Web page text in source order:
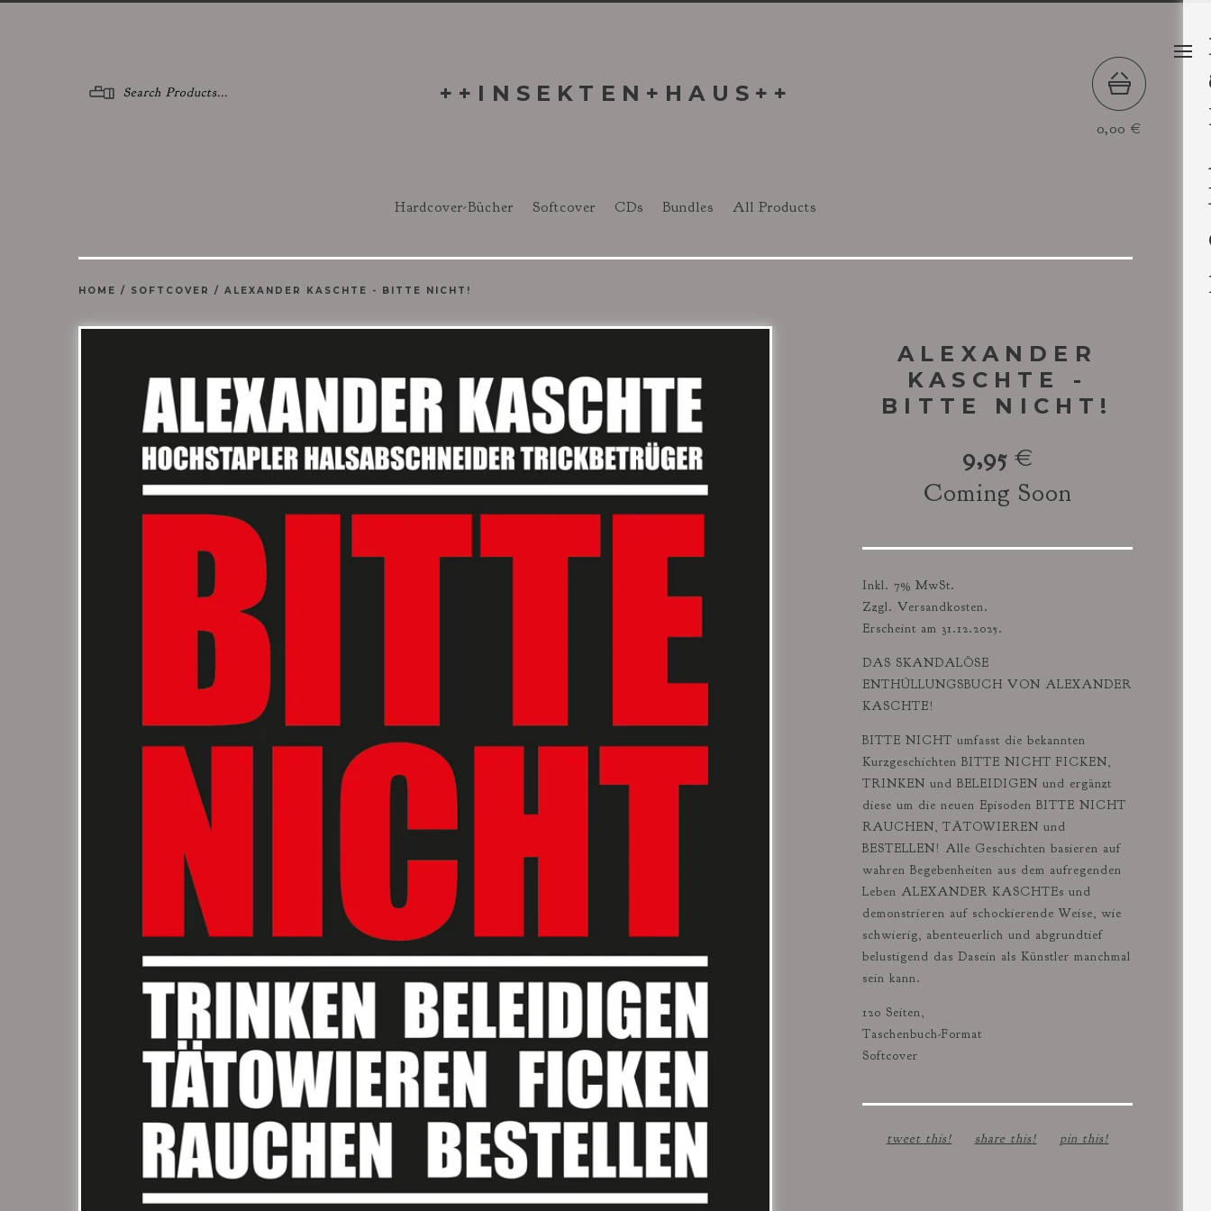
++INSEKTEN+HAUS++
0,00 €
Hardcover-Bücher Softcover CDs Bundles All Products
HOME / SOFTCOVER / ALEXANDER KASCHTE - BITTE NICHT!
ALEXANDER
KASCHTE -
BITTE NICHT!
9,95 €
Coming Soon
Inkl. 7% MwSt.
Zzgl. Versandkosten.
Erscheint am 31.12.2025.
DAS SKANDALÖSE
ENTHÜLLUNGSBUCH VON ALEXANDER
KASCHTE!
BITTE NICHT umfasst die bekannten
Kurzgeschichten BITTE NICHT FICKEN,
TRINKEN und BELEIDIGEN und ergänzt
diese um die neuen Episoden BITTE NICHT
RAUCHEN, TÄTOWIEREN und
BESTELLEN! Alle Geschichten basieren auf
wahren Begebenheiten aus dem aufregenden
Leben ALEXANDER KASCHTEs und
demonstrieren auf schockierende Weise, wie
schwierig, abenteuerlich und abgrundtief
belustigend das Dasein als Künstler manchmal
sein kann.
120 Seiten,
Taschenbuch-Format
Softcover
tweet this! share this! pin this!